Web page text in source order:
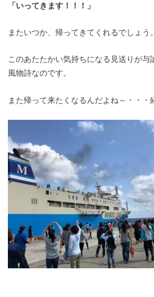
「いってきます！！！」
またいつか、帰ってきてくれるでしょう。
このあたたかい気持ちになる見送りが与
風物詩なのです。
また帰って来たくなるんだよね～・・・